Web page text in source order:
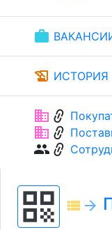
work
history_edu ИСТОРИЯ
businesslink
businesslink
grouplink
qr_code view_list arrow_forward